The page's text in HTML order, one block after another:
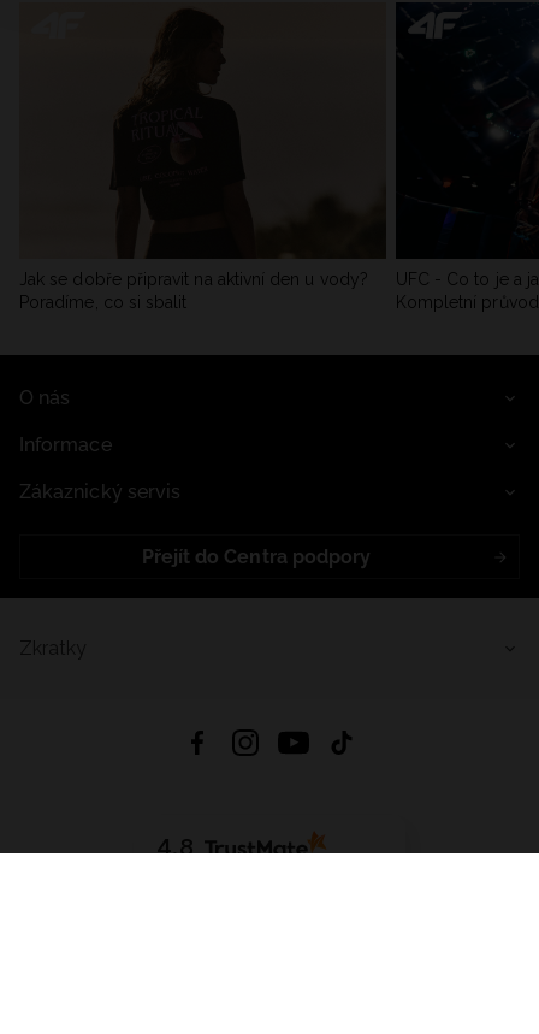
Jak se dobře připravit na aktivní den u vody?
Poradíme, co si sbalit
UFC - Co to je a
Kompletní
O nás
Informace
Zákaznický servis
Přejít do Centra podpory
4.8